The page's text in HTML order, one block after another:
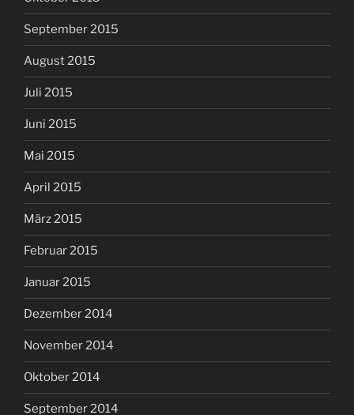
September 2015
August 2015
Juli 2015
Juni 2015
Mai 2015
April 2015
März 2015
Februar 2015
Januar 2015
Dezember 2014
November 2014
Oktober 2014
September 2014